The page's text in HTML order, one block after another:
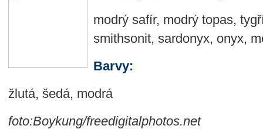
modrý safír, modrý topas,
smithsonit, sardonyx, onyx,
Barvy:
žlutá, šedá, modrá
foto:Boykung/freedigitalphotos.net